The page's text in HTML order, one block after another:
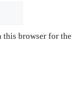
this browser for the